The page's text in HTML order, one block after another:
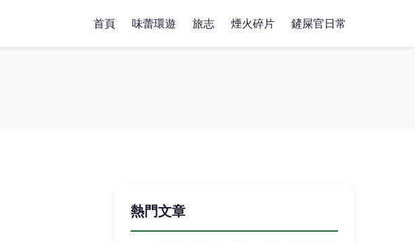
首頁 味蕾環遊 旅志 煙火碎片 鏟屎官日常
熱門文章